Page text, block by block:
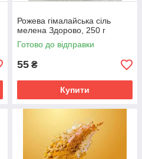
Рожева гімалайська сіль
мелена Здорово, 250 г
Готово до відправки
55 ₴
Купити